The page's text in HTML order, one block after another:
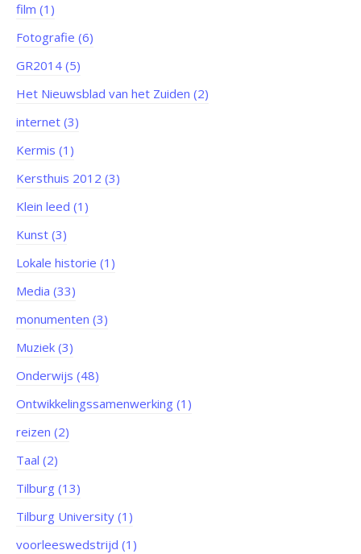
film (1)
Fotografie (6)
GR2014 (5)
Het Nieuwsblad van het Zuiden (2)
internet (3)
Kermis (1)
Kersthuis 2012 (3)
Klein leed (1)
Kunst (3)
Lokale historie (1)
Media (33)
monumenten (3)
Muziek (3)
Onderwijs (48)
Ontwikkelingssamenwerking (1)
reizen (2)
Taal (2)
Tilburg (13)
Tilburg University (1)
voorleeswedstrijd (1)